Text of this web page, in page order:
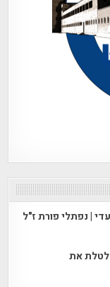
| נפתלי פורת ז"ל
את